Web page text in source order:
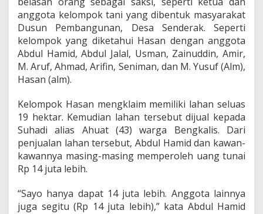
a
h
:
N
e
g
a
D
i
r
u
g
a
n
R
anggota kelompok tani yang dibentuk masyarakat
Dusun Pembangunan, Desa Senderak. Seperti
kelompok yang diketahui Hasan dengan anggota
Abdul Hamid, Abdul Jalal, Usman, Zainuddin, Amir,
M. Aruf, Ahmad, Arifin, Seniman, dan M. Yusuf (Alm),
Hasan (alm).
Kelompok Hasan mengklaim memiliki lahan seluas
19 hektar. Kemudian lahan tersebut dijual kepada
Suhadi alias Ahuat (43) warga Bengkalis. Dari
penjualan lahan tersebut, Abdul Hamid dan kawan-
kawannya masing-masing memperoleh uang tunai
Rp 14 juta lebih.
“Sayo hanya dapat 14 juta lebih. Anggota lainnya
juga segitu (Rp 14 juta lebih),” kata Abdul Hamid